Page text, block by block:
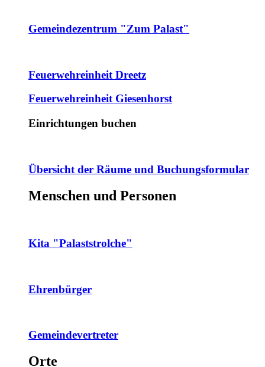
Gemeindezentrum "Zum Palast"
Feuerwehreinheit Dreetz
Feuerwehreinheit Giesenhorst
Einrichtungen buchen
Übersicht der Räume und Buchungsformular
Menschen und Personen
Kita "Palaststrolche"
Ehrenbürger
Gemeindevertreter
Orte